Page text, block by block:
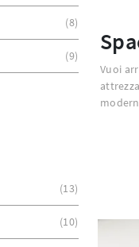
Vuoi
8
9
13
10